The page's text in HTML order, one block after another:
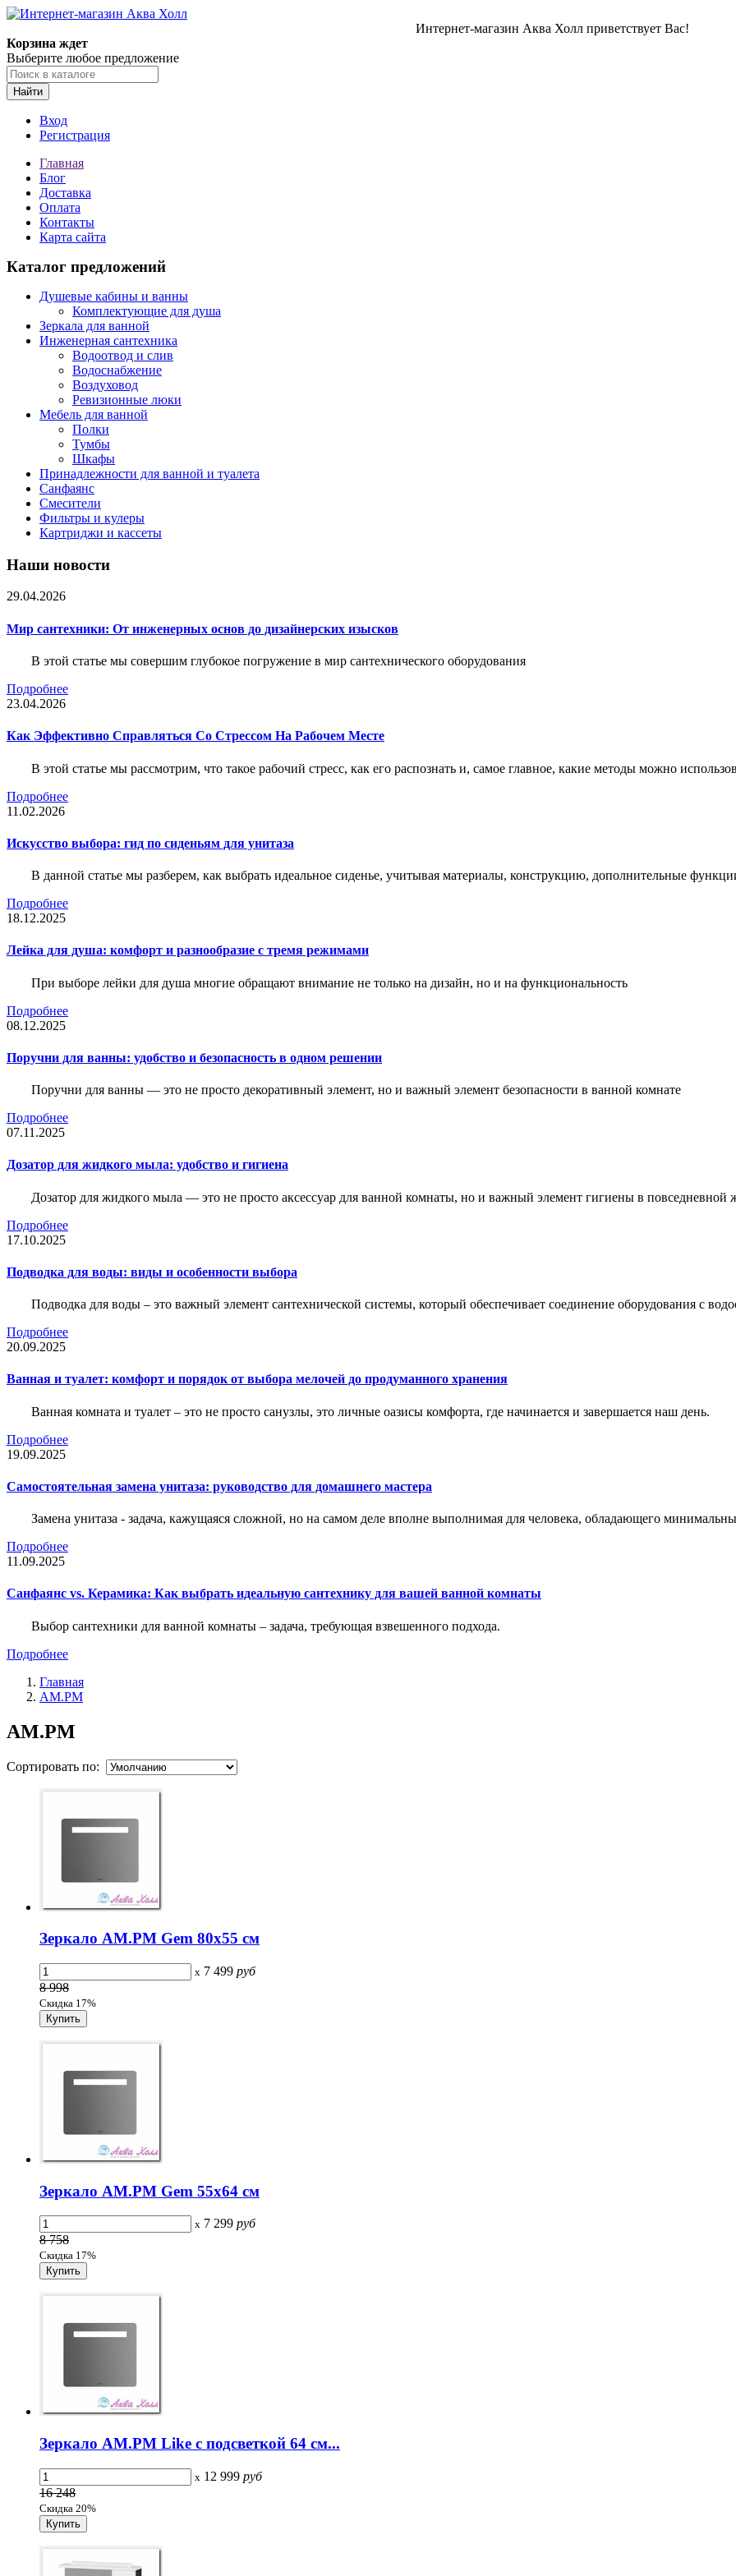
Интернет-магазин Аква Холл приветствует Вас!
Корзина ждет
Выберите любое предложение
Найти
Вход
Регистрация
Главная
Блог
Доставка
Оплата
Контакты
Карта сайта
Каталог предложений
Душевые кабины и ванны
Комплектующие для душа
Зеркала для ванной
Инженерная сантехника
Водоотвод и слив
Водоснабжение
Воздуховод
Ревизионные люки
Мебель для ванной
Полки
Тумбы
Шкафы
Принадлежности для ванной и туалета
Санфаянс
Смесители
Фильтры и кулеры
Картриджи и кассеты
Наши новости
29.04.2026
Мир сантехники: От инженерных основ до дизайнерских изысков
В этой статье мы совершим глубокое погружение в мир сантехнического оборудования
Подробнее
23.04.2026
Как Эффективно Справляться Со Стрессом На Рабочем Месте
В этой статье мы рассмотрим, что такое рабочий стресс, как его распознать и, самое главное, какие методы можно
Подробнее
11.02.2026
Искусство выбора: гид по сиденьям для унитаза
В данной статье мы разберем, как выбрать идеальное сиденье, учитывая материалы, конструкцию, дополнительные
Подробнее
18.12.2025
Лейка для душа: комфорт и разнообразие с тремя режимами
При выборе лейки для душа многие обращают внимание не только на дизайн, но и на функциональность
Подробнее
08.12.2025
Поручни для ванны: удобство и безопасность в одном решении
Поручни для ванны — это не просто декоративный элемент, но и важный элемент безопасности в ванной комнате
Подробнее
07.11.2025
Дозатор для жидкого мыла: удобство и гигиена
Дозатор для жидкого мыла — это не просто аксессуар для ванной комнаты, но и важный элемент гигиены в повседневной
Подробнее
17.10.2025
Подводка для воды: виды и особенности выбора
Подводка для воды – это важный элемент сантехнической системы, который обеспечивает соединение оборудования с
Подробнее
20.09.2025
Ванная и туалет: комфорт и порядок от выбора мелочей до продуманного хранения
Ванная комната и туалет – это не просто санузлы, это личные оазисы комфорта, где начинается и завершается наш день.
Подробнее
19.09.2025
Самостоятельная замена унитаза: руководство для домашнего мастера
Замена унитаза - задача, кажущаяся сложной, но на самом деле вполне выполнимая для человека, обладающего
Подробнее
11.09.2025
Санфаянс vs. Керамика: Как выбрать идеальную сантехнику для вашей ванной комнаты
Выбор сантехники для ванной комнаты – задача, требующая взвешенного подхода.
Подробнее
Главная
AM.PM
AM.PM
Сортировать по:
Зеркало AM.PM Gem 80х55 см
x 7 499 руб
8 998
Скидка 17%
Зеркало AM.PM Gem 55х64 см
x 7 299 руб
8 758
Скидка 17%
Зеркало AM.PM Like с подсветкой 64 см...
x 12 999 руб
16 248
Скидка 20%